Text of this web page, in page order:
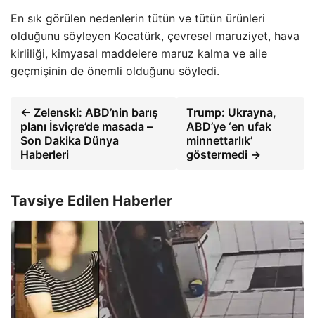
En sık görülen nedenlerin tütün ve tütün ürünleri
olduğunu söyleyen Kocatürk, çevresel maruziyet, hava
kirliliği, kimyasal maddelere maruz kalma ve aile
geçmişinin de önemli olduğunu söyledi.
← Zelenski: ABD’nin barış
planı İsviçre’de masada –
Son Dakika Dünya
Haberleri
Trump: Ukrayna,
ABD’ye ‘en ufak
minnettarlık’
göstermedi →
Tavsiye Edilen Haberler